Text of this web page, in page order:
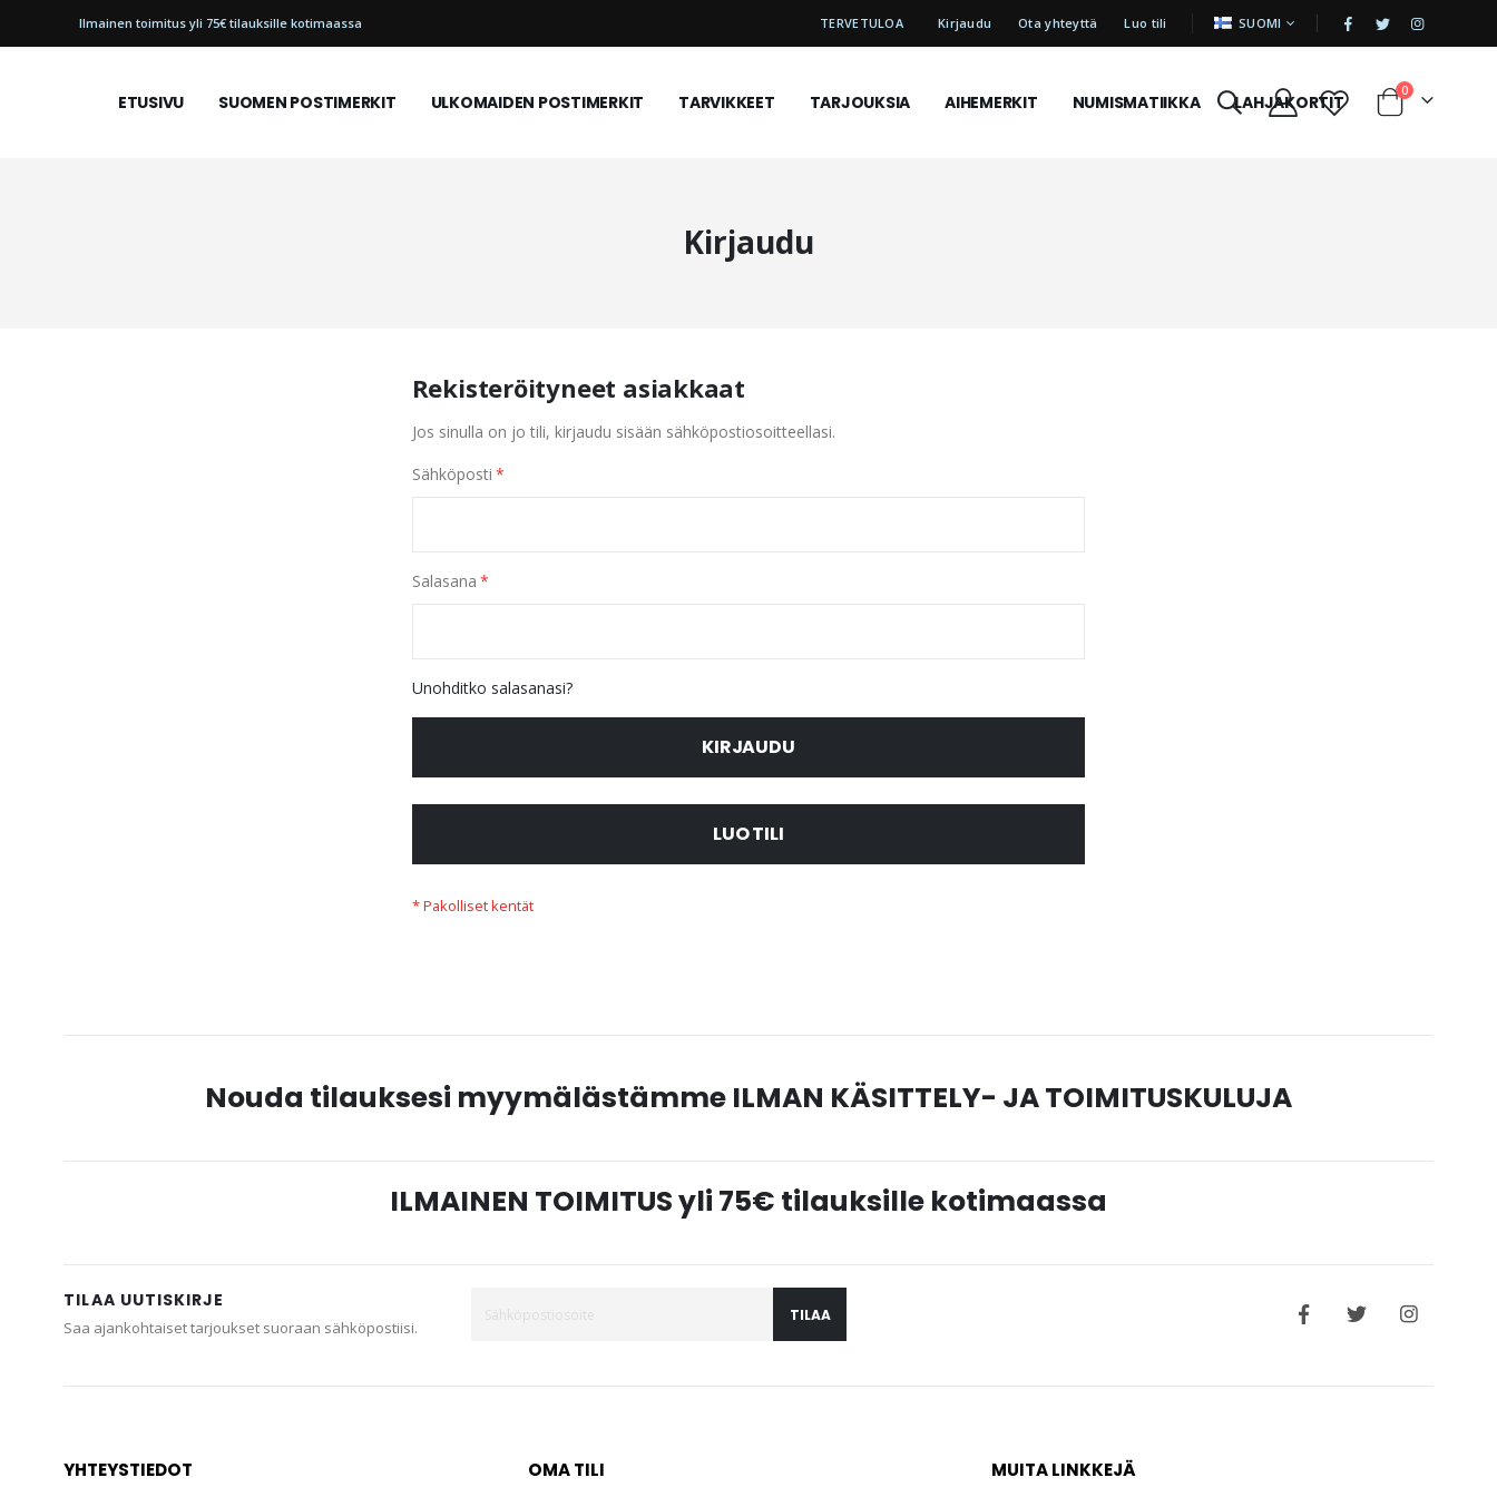
TERVETULOA Kirjaudu Ota yhteyttä Luo tili KIELI SUOMI |
Ilmainen toimitus yli 75€ tilauksille kotimaassa
ETUSIVU SUOMEN POSTIMERKIT ULKOMAIDEN POSTIMERKIT TARVIKKEET TARJOUKSIA AIHEMERKIT NUMISMATIIKKA LAHJAKORTIT Cart
0tuotetta
Kirjaudu
Rekisteröityneet asiakkaat
Jos sinulla on jo tili, kirjaudu sisään sähköpostiosoitteellasi.
Sähköposti
Salasana
Unohditko salasanasi?
KIRJAUDU
LUO TILI
Nouda tilauksesi myymälästämme ILMAN KÄSITTELY- JA TOIMITUSKULUJA
ILMAINEN TOIMITUS yli 75€ tilauksille kotimaassa
TILAA UUTISKIRJE
Saa ajankohtaiset tarjoukset suoraan sähköpostiisi.
TILAA
YHTEYSTIEDOT OMA TILI MUITA LINKKEJÄ